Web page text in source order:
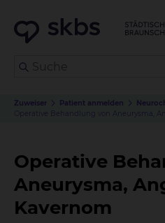
Zuweiser Patient anmelden
Operative Behandlung von Aneurysma,
Operative
Aneurysma,
Kavernom